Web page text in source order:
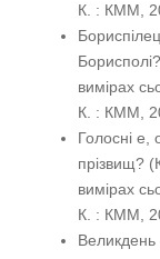
К. : КММ,
вимірах
К. : КММ,
Голосні е,
прізвищ?
вимірах
К. : КММ,